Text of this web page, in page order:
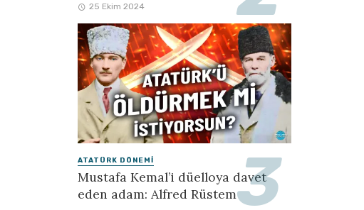
25 Ekim 2024
ATATÜRK DÖNEMI
Mustafa Kemal’i düelloya davet
eden adam: Alfred Rüstem